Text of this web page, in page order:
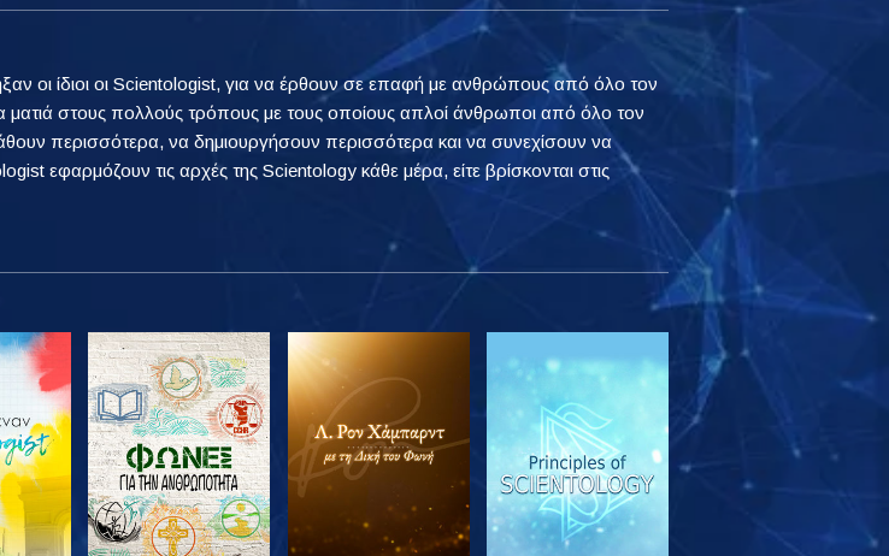
οι ίδιοι οι Scientologist, για να έρθουν σε επαφή με ανθρώπους από όλο τον
στους πολλούς τρόπους με τους οποίους απλοί άνθρωποι από όλο τον
περισσότερα, να δημιουργήσουν περισσότερα και να συνεχίσουν να
εφαρμόζουν τις αρχές της Scientology κάθε μέρα, είτε βρίσκονται στις